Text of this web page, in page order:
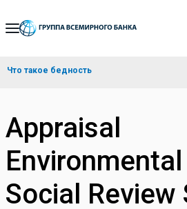
Skip
Navigation
Что такое бедность
Appraisal
Environmental
Social Review